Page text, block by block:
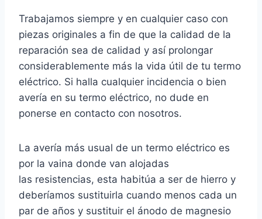
Trabajamos siempre y en cualquier caso con
piezas originales a fin de que la calidad de la
reparación sea de calidad y así prolongar
considerablemente más la vida útil de tu termo
eléctrico. Si halla cualquier incidencia o bien
avería en su termo eléctrico, no dude en
ponerse en contacto con nosotros.
La avería más usual de un termo eléctrico es
por la vaina donde van alojadas
las resistencias, esta habitúa a ser de hierro y
deberíamos sustituirla cuando menos cada un
par de años y sustituir el ánodo de magnesio